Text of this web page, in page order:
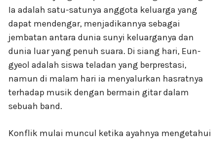
Ia adalah satu-satunya anggota keluarga yang
dapat mendengar, menjadikannya sebagai
jembatan antara dunia sunyi keluarganya dan
dunia luar yang penuh suara. Di siang hari, Eun-
gyeol adalah siswa teladan yang berprestasi,
namun di malam hari ia menyalurkan hasratnya
terhadap musik dengan bermain gitar dalam
sebuah band.
Konflik mulai muncul ketika ayahnya mengetahui